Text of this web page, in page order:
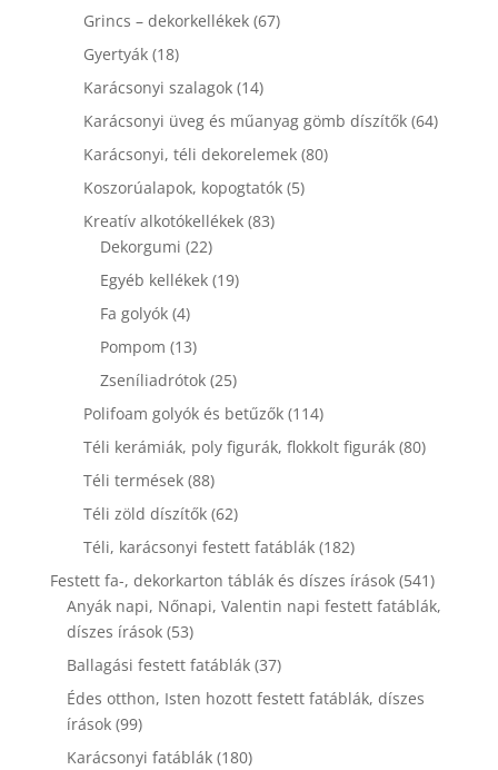
termék
Grincs – dekorkellékek 6767
Gyertyák 1818
termék
Karácsonyi szalagok 1414
Karácsonyi üveg és műanyag gömb díszítők 6464
Karácsonyi, téli dekorelemek 8080
Koszorúalapok, kopogtatók 55
Kreatív alkotókellékek 8383
Dekorgumi 2222
termék
Egyéb kellékek 1919
Fa golyók 44
termék
Pompom 1313
termék
Zseníliadrótok 2525
termék
Polifoam golyók és betűzők 114114
termék
Téli kerámiák, poly figurák, flokkolt figurák 8080
Téli termések 8888
termék
Téli zöld díszítők 6262
termék
Téli, karácsonyi festett fatáblák 182182
termék
Festett fa-, dekorkarton táblák és díszes írások 541541
termék
Anyák napi, Nőnapi, Valentin napi festett fatáblák,
díszes írások 5353
termék
Ballagási festett fatáblák 3737
termék
Édes otthon, Isten hozott festett fatáblák, díszes
írások 9999
termék
Karácsonyi fatáblák 180180